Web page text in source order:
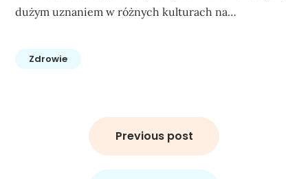
dużym uznaniem w różnych kulturach na…
Zdrowie
Previous post